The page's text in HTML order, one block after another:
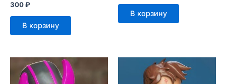
300₽
В корзину
В корзину